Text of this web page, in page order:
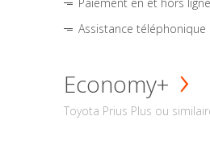
Assistance
Economy+
Toyota Prius Plus ou